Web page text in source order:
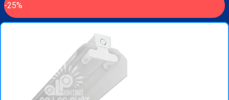
-25%